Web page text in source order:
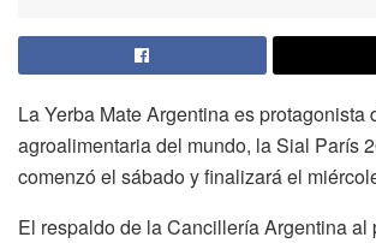
La Yerba Mate Argentina es protagonista
agroalimentaria del mundo, la Sial París
comenzó el sábado y finalizará el
El respaldo de la Cancillería Argentina al